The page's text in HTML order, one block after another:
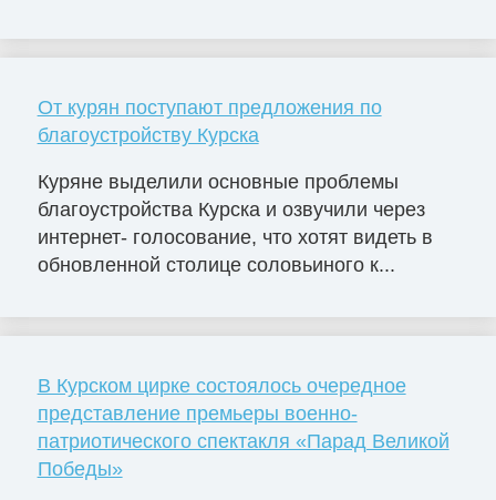
От курян поступают предложения по
благоустройству Курска
Куряне выделили основные проблемы
благоустройства Курска и озвучили через
интернет- голосование, что хотят видеть в
обновленной столице соловьиного к...
В Курском цирке состоялось очередное
представление премьеры военно-
патриотического спектакля «Парад Великой
Победы»